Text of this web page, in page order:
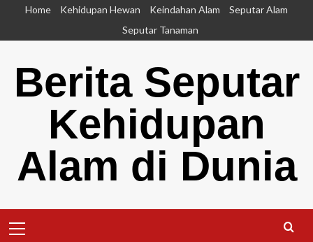
content
Home Kehidupan Hewan Keindahan Alam
Seputar Alam
Seputar Tanaman
Berita Seputar
Kehidupan
Alam di Dunia
Menu